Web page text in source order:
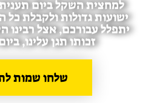
השקל ביום תענית
גדולות ולקבלת כל
עבורכם, אצל רבינו הקדוש
זכותו תגן עלינו, ביום
שלחו שמות לתפילה